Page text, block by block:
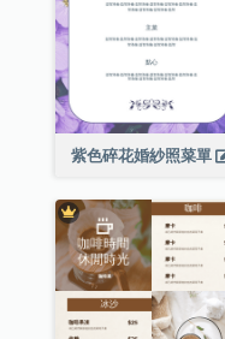
紫色碎花婚紗照菜單